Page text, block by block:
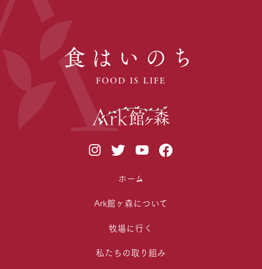
食はいのち
FOOD IS LIFE
ホーム
Ark館ヶ森について
牧場に行く
私たちの取り組み